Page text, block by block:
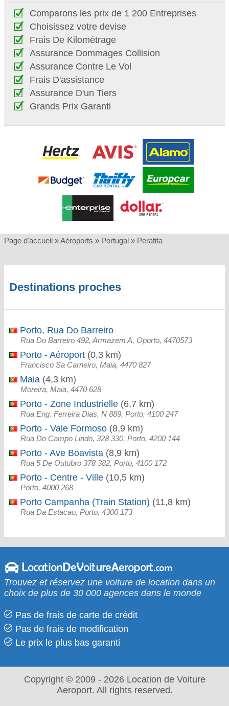
Comparons les prix de 1 200 Entreprises
Choisissez votre devise
Frais De Kilométrage
Assurance Dommages Collision
Assurance Contre Le Vol
Frais D'assistance
Assurance D'un Tiers
Grands Prix Garanti
Page d'accueil »Aéroports » Portugal » Perafita
Destinations proches
Porto, Rua Do Barreiro
Rua Do Barreiro 492, Armazem A, Oporto, 4470573
Porto - Aéroport (0,3 km)
Francisco Sa Carneiro, Maia, 4470 827
Maia (4,3 km)
Moreira, Maia, 4470 628
Porto - Zone Industrielle (6,7 km)
Rua Eng. Ferreira Dias, N 889, Porto, 4100 247
Porto - Vale Formoso (8,9 km)
Rua Do Campo Lindo, 328 330, Porto, 4200 144
Porto - Ave Boavista (8,9 km)
Rua 5 De Outubro 378 382, Porto, 4100 172
Porto - Centre - Ville (10,5 km)
Porto, 4000 268
Porto Campanha (Train Station) (11,8 km)
Rua Da Estacao, Porto, 4300 173
Trouvez et réservez une voiture de location dans un
choix de plus de 30 000 agences dans le monde
Pas de frais de carte de crédit
Pas de frais de modification
Le prix le​ plus bas garanti
Copyright © 2009 - 2026 Location de Voiture
Aeroport. All rights reserved.